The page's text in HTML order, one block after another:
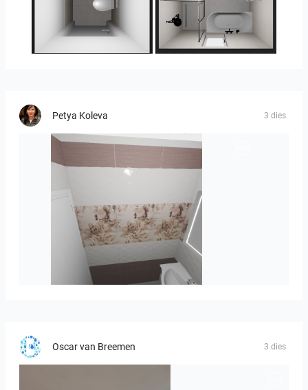
25-5014 bnr. 3.10 25-5014 bnr. 3.10
Petya Koleva 3 dies
viola_brown-01
Oscar van Breemen 3 dies